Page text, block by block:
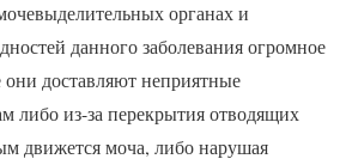
органах и
данного заболевания огромное
они доставляют неприятные
либо из-за перекрытия отводящих
движется моча, либо нарушая